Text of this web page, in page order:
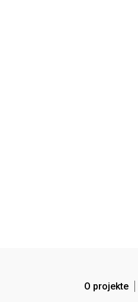
O projekte